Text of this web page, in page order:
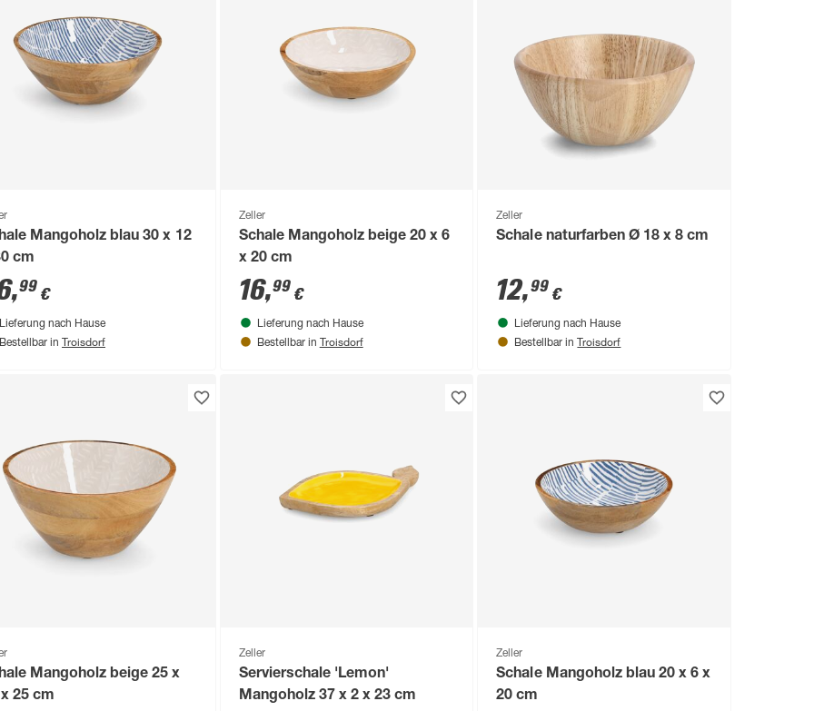
Mangoholz blau 30 x 12
cm
,99 €
Lieferung nach Hause
Bestellbar in Troisdorf
Zeller
Schale Mangoholz beige 20 x 6
x 20 cm
16,99€
Lieferung nach Hause
Bestellbar in Troisdorf
Zeller
Schale naturfarben Ø 18 x 8 cm
12,99 €
Lieferung nach Hause
Bestellbar in Troisdorf
Mangoholz beige 25 x
25 cm
Zeller
Servierschale 'Lemon'
Mangoholz 37 x 2 x 23 cm
Zeller
Schale Mangoholz blau 20 x 6 x
20 cm